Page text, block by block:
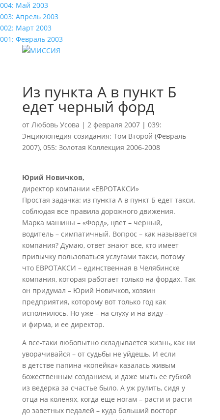
004: Май 2003
003: Апрель 2003
002: Март 2003
001: Февраль 2003
Из пункта А в пункт Б
едет черный форд
от Любовь Усова | 2 февраля 2007| 039:
Энциклопедия созидания: Том Второй (Февраль
2007), 055: Золотая Коллекция 2006-2008
Юрий Новичков,
директор компании «ЕВРОТАКСИ»
Простая задачка: из пункта А в пункт Б едет такси,
соблюдая все правила дорожного движения.
Марка машины – «Форд», цвет – черный,
водитель – симпатичный. Вопрос – как называется
компания? Думаю, ответ знают все, кто имеет
привычку пользоваться услугами такси, потому
что ЕВРОТАКСИ – единственная в Челябинске
компания, которая работает только на фордах. Так
он придумал – Юрий Новичков, хозяин
предприятия, которому вот только год как
исполнилось. Но уже – на слуху и на виду –
и фирма, и ее директор.
А все-таки любопытно складывается жизнь, как ни
уворачивайся – от судьбы не уйдешь. И если
в детстве папина «копейка» казалась живым
божественным созданием, и даже мыть ее губкой
из ведерка за счастье было. А уж рулить, сидя у
отца на коленях, когда еще ногам – расти и расти
до заветных педалей – куда больший восторг